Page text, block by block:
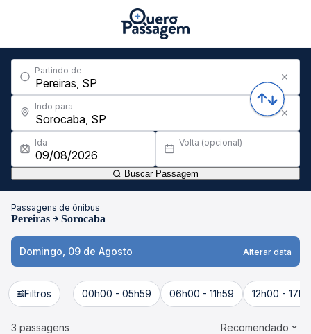
Partindo de
Indo para
Ida Volta (opcional)
Buscar Passagem
Passagens de ônibus
Pereiras Sorocaba
Domingo, 09 de Agosto Alterar data
Filtros 00h00 - 05h59 06h00 - 11h59 12h00 -
3 passagens Recomendado